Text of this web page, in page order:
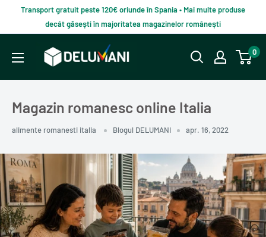
continut
Transport gratuit peste 120€ oriunde în Spania • Mai multe produse
decât găsești în majoritatea magazinelor românești
Delumani
Magazin
românesc
online
0
Magazin romanesc online Italia
alimente romanesti italia Blogul DELUMANI apr. 16, 2022